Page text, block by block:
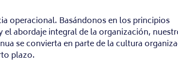
operacional. Basándonos en los principios
abordaje integral de la organización,
se convierta en parte de la cultura
plazo.